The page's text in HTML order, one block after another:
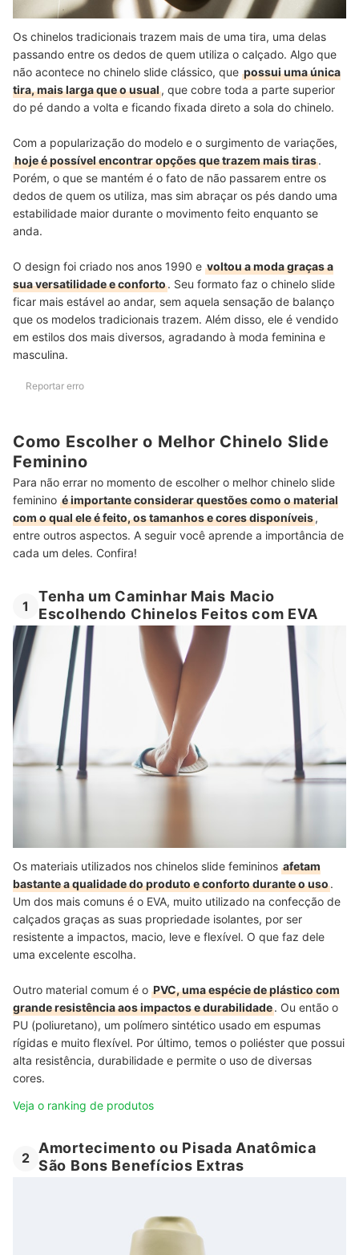
Os chinelos tradicionais trazem mais de uma tira, uma delas
passando entre os dedos de quem utiliza o calçado. Algo que
não acontece no chinelo slide clássico, que possui uma única
tira, mais larga que o usual, que cobre toda a parte superior
do pé dando a volta e ficando fixada direto a sola do chinelo.
Com a popularização do modelo e o surgimento de variações,
hoje é possível encontrar opções que trazem mais tiras.
Porém, o que se mantém é o fato de não passarem entre os
dedos de quem os utiliza, mas sim abraçar os pés dando uma
estabilidade maior durante o movimento feito enquanto se
anda.
O design foi criado nos anos 1990 e voltou a moda graças a
sua versatilidade e conforto. Seu formato faz o chinelo slide
ficar mais estável ao andar, sem aquela sensação de balanço
que os modelos tradicionais trazem. Além disso, ele é vendido
em estilos dos mais diversos, agradando à moda feminina e
masculina.
Reportar erro
Como Escolher o Melhor Chinelo Slide
Feminino
Para não errar no momento de escolher o melhor chinelo slide
feminino é importante considerar questões como o material
com o qual ele é feito, os tamanhos e cores disponíveis,
entre outros aspectos. A seguir você aprende a importância de
cada um deles. Confira!
1
Tenha um Caminhar Mais Macio
Escolhendo Chinelos Feitos com EVA
Os materiais utilizados nos chinelos slide femininos afetam
bastante a qualidade do produto e conforto durante o uso.
Um dos mais comuns é o EVA, muito utilizado na confecção de
calçados graças as suas propriedade isolantes, por ser
resistente a impactos, macio, leve e flexível. O que faz dele
uma excelente escolha.
Outro material comum é o PVC, uma espécie de plástico com
grande resistência aos impactos e durabilidade. Ou então o
PU (poliuretano), um polímero sintético usado em espumas
rígidas e muito flexível. Por último, temos o poliéster que possui
alta resistência, durabilidade e permite o uso de diversas
cores.
Veja o ranking de produtos
2
Amortecimento ou Pisada Anatômica
São Bons Benefícios Extras